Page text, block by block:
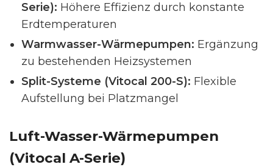
Serie): Höhere Effizienz durch konstante
Erdtemperaturen
Warmwasser-Wärmepumpen: Ergänzung
zu bestehenden Heizsystemen
Split-Systeme (Vitocal 200-S): Flexible
Aufstellung bei Platzmangel
Luft-Wasser-Wärmepumpen
(Vitocal A-Serie)